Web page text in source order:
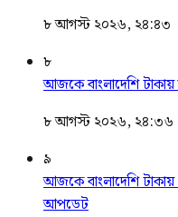
৮ আগস্ট ২০২৬, ২৪:৪৩
৮
আজকে বাংলাদেশি টাকায়
৮ আগস্ট ২০২৬, ২৪:৩৬
৯
আজকে বাংলাদেশি
আপডেট